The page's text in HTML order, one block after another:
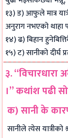
१३) ड) आफुले मात्र
अनुराग नभएको थाहा
१४) ढ) बिहान
१५) ट) सानीको दीर्घ
३.
।” कथांश पढी
क) सानी के
सानीले त्येस यात्रीको